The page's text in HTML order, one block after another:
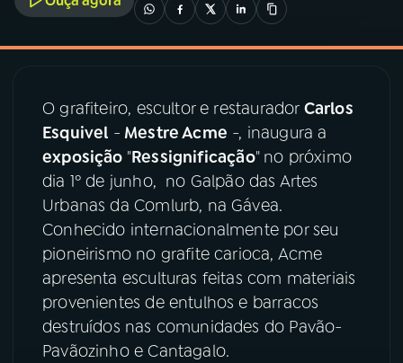
03PROGRAMAÇÃO
04 PROGRAMAS
05 PODCASTS
06VIDEOCASTS
08PRÊMIO RÁDIO MEC
O grafiteiro, escultor e restaurador Carlos
Esquivel - Mestre Acme -, inaugura a
exposição "Ressignificação" no próximo
dia 1º de junho, no Galpão das Artes
Urbanas da Comlurb, na Gávea.
Conhecido internacionalmente por seu
pioneirismo no grafite carioca, Acme
apresenta esculturas feitas com materiais
provenientes de entulhos e barracos
destruídos nas comunidades do Pavão-
Pavãozinho e Cantagalo.